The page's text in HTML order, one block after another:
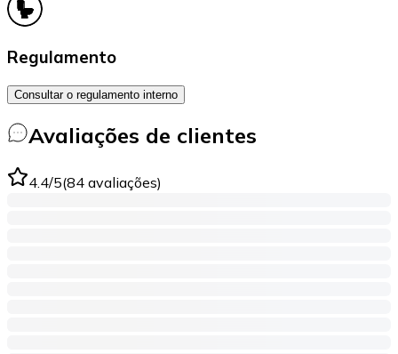
Regulamento
Consultar o regulamento interno
Avaliações de clientes
4.4/5(84 avaliações)